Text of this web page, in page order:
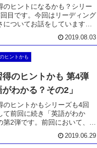
のヒントになるかも？シリー
目です。今回はリーディング
についてお話をしています。
むかを語っています。そして
い内容ではないので、お気楽
2019.08.03
ヒントかも
得のヒントかも 第4弾
がわかる？その2」
のヒントかもシリーズも4回
て前回に続き「英語がわか
第2弾です。前回において、い
るか、についてお話をしまし
2019.06.29